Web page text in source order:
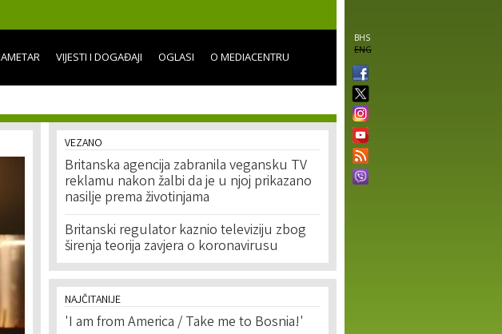
BHS
ENG
VIJESTI I DOGAĐAJI OGLASI O MEDIACENTRU
VEZANO
Britanska agencija zabranila vegansku TV
reklamu nakon žalbi da je u njoj prikazano
nasilje prema životinjama
Britanski regulator kaznio televiziju zbog
širenja teorija zavjera o koronavirusu
NAJČITANIJE
'I am from America / Take me to Bosnia!'